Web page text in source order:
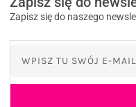
Zapisz się do naszego